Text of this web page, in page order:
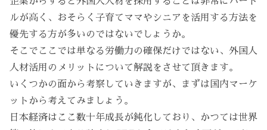
ルが高く、おそらく子育てママやシニアを活用する方法を
優先する方が多いのではないでしょうか。
そこでここでは単なる労働力の確保だけではない、外国人
人材活用のメリットについて解説をさせて頂きます。
いくつかの面から考察していきますが、まずは国内マーケ
ットから考えてみましょう。
日本経済はここ数十年成長が鈍化しており、かつては世界